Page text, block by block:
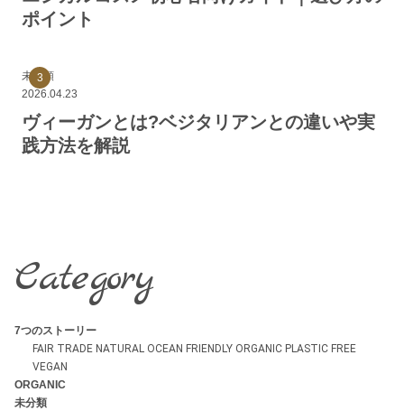
ポイント
未分類
2026.04.23
ヴィーガンとは?ベジタリアンとの違いや実
践方法を解説
Category
7つのストーリー
FAIR TRADE NATURAL OCEAN FRIENDLY ORGANIC PLASTIC FREE
VEGAN
ORGANIC
未分類